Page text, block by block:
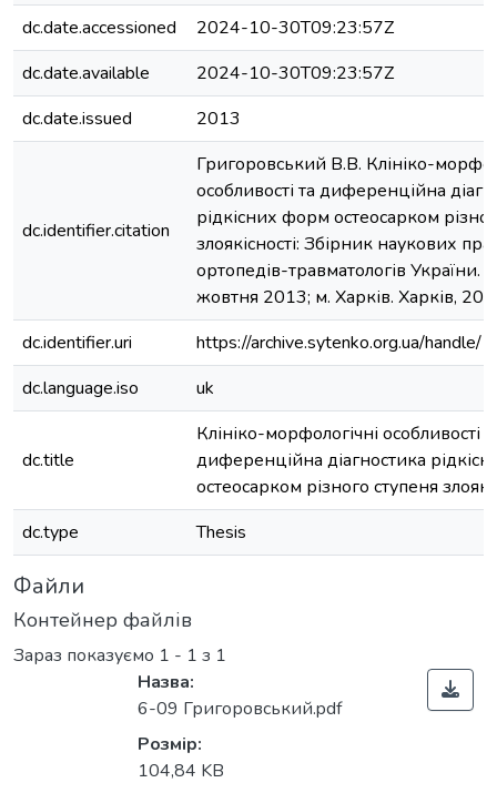
dc.date.accessioned
2024-10-30T09:23:57Z
dc.date.available
2024-10-30T09:23:57Z
dc.date.issued
2013
dc.identifier.citation
Григоровський В.В. Клініко-
особливості та диференційна
рідкісних форм остеосарком
злоякісності: Збірник наукових
ортопедів-травматологів України.
жовтня 2013; м. Харків. Харків,
dc.identifier.uri
https://archive.sytenko.org.ua/
dc.language.iso
uk
dc.title
Клініко-морфологічні особливості
диференційна діагностика
остеосарком різного ступеня
dc.type
Thesis
Файли
Контейнер файлів
Зараз показуємо 1 - 1 з 1
Назва:
6-09 Григоровський.pdf
Розмір:
104,84 KB